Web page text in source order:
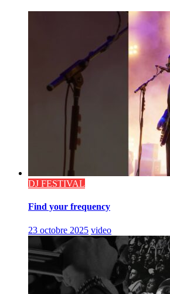
DJ FESTIVAL
Find your frequency
23 octobre 2025 video